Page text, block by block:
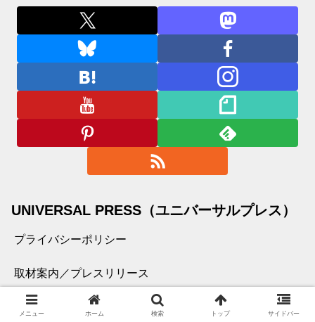
UNIVERSAL PRESS（ユニバーサルプレス）
プライバシーポリシー
取材案内／プレスリリース
運営会社
メニュー ホーム 検索 トップ サイドバー